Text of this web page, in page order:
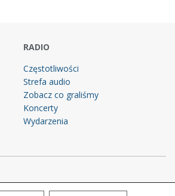
RADIO
Częstotliwości
Strefa audio
Zobacz co graliśmy
Koncerty
Wydarzenia